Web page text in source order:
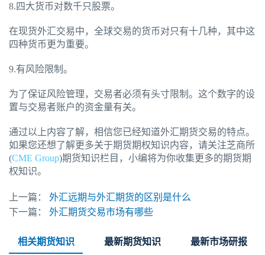
8.四大货币对数千只股票。
在现货外汇交易中，全球交易的货币对只有十几种，其中这
四种货币更为重要。
9.有风险限制。
为了保证风险管理，交易者必须有头寸限制。这个数字的设
置与交易者账户的资金量有关。
通过以上内容了解，相信您已经知道外汇期货交易的特点。
如果您还想了解更多关于期货期权知识内容，请关注芝商所
(CME Group)期货知识栏目，小编将为你收集更多的期货期
权知识。
上一篇：
外汇远期与外汇期货的区别是什么
下一篇：
外汇期货交易市场有哪些
相关期货知识 最新期货知识 最新市场研报